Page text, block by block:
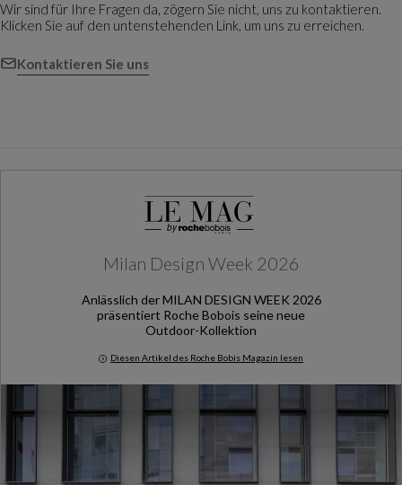
Wir sind für Ihre Fragen da, zögern Sie nicht, uns zu kontaktieren.
Klicken Sie auf den untenstehenden Link, um uns zu erreichen.
Kontaktieren Sie uns
Milan Design Week 2026
Anlässlich der MILAN DESIGN WEEK 2026
präsentiert Roche Bobois seine neue
Outdoor-Kollektion
Diesen Artikel des Roche Bobis Magazin lesen
Milan Design Week 2026